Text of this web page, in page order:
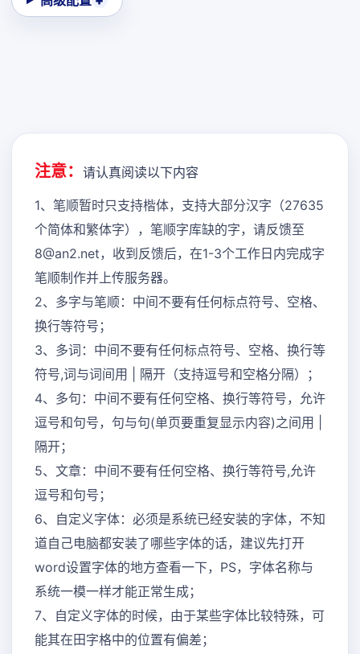
注意： 请认真阅读以下内容
1、笔顺暂时只支持楷体，支持大部分汉字（27635
个简体和繁体字），笔顺字库缺的字，请反馈至
8@an2.net，收到反馈后，在1-3个工作日内完成字
笔顺制作并上传服务器。
2、多字与笔顺：中间不要有任何标点符号、空格、
换行等符号；
3、多词：中间不要有任何标点符号、空格、换行等
符号,词与词间用 | 隔开（支持逗号和空格分隔）；
4、多句：中间不要有任何空格、换行等符号，允许
逗号和句号，句与句(单页要重复显示内容)之间用 |
隔开；
5、文章：中间不要有任何空格、换行等符号,允许
逗号和句号；
6、自定义字体：必须是系统已经安装的字体，不知
道自己电脑都安装了哪些字体的话，建议先打开
word设置字体的地方查看一下，PS，字体名称与
系统一模一样才能正常生成；
7、自定义字体的时候，由于某些字体比较特殊，可
能其在田字格中的位置有偏差；